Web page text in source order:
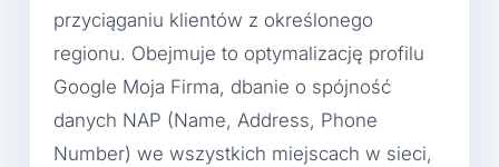
przyciąganiu klientów z określonego
regionu. Obejmuje to optymalizację profilu
Google Moja Firma, dbanie o spójność
danych NAP (Name, Address, Phone
Number) we wszystkich miejscach w sieci,